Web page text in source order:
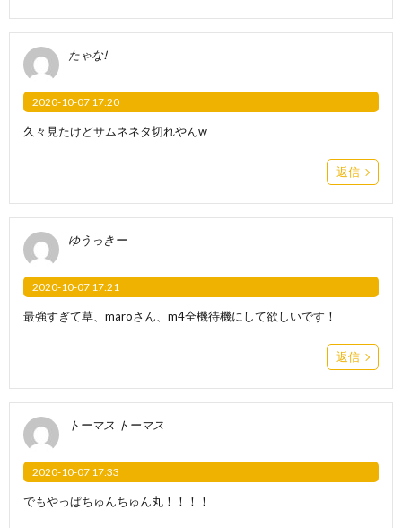
たゃな!
2020-10-07 17:20
久々見たけどサムネネタ切れやんw
返信
ゆうっきー
2020-10-07 17:21
最強すぎて草、maroさん、m4全機待機にして欲しいです！
返信
トーマス トーマス
2020-10-07 17:33
でもやっぱちゅんちゅん丸！！！！